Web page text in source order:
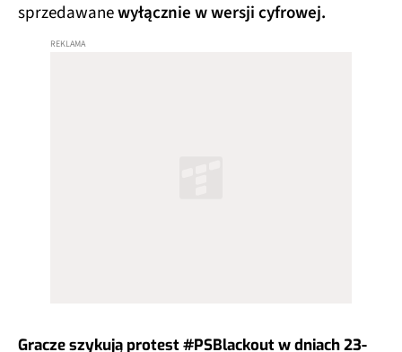
sprzedawanewyłącznie w wersji cyfrowej.
Gracze szykują protest #PSBlackout w dniach 23-